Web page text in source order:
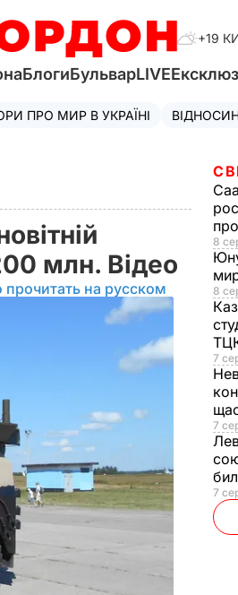
+19
БлогиБульварLIVE
ПРО МИР В УКРАЇНІ
млн. Відео
на русском
8
8
7
7
7